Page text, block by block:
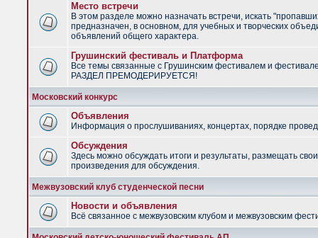
Место встречи
В этом разделе можно назначать встречи, искать
предназначен, в основном, для учебных и творческих
объявлений общего характера.
Грушинский фестиваль и Платформа
Все темы связанные с Грушинским фестивалем и
РАЗДЕЛ ПРЕМОДЕРИРУЕТСЯ!
Московский конкурс
Объявления
Информация о прослушиваниях, концертах, порядке
Обсуждения
Здесь можно обсуждать итоги и результаты, размещать
произведения для обсуждения.
Межвузовский клуб студенческой песни
Новости и объявления
Всё связанное с межвузовским клубом и межвузовским